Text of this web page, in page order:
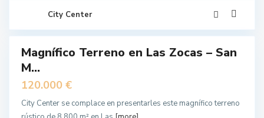
City Center
Magnífico Terreno en Las Zocas – San
M...
120.000 €
City Center se complace en presentarles este magnífico terreno